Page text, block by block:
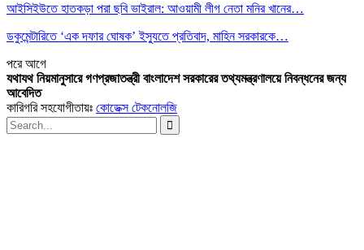
আইসিইউতে হাতকড়া পরা ছবি ভাইরাল: আওয়ামী লীগ নেতা মনির খানের…
ডকুমেন্টারিতে ‘এক দফার ঘোষক’ ইস্যুতে প্রতিবাদ, মাহিন সরকারকে…
পরেআগে
যথাযথ নিয়মানুসারে গণপ্রজাতন্ত্রী বাংলাদেশ সরকারের তথ্যমন্ত্রণালয়ে নিবন্ধনের জন্য
আবেদিত
কারিগরি সহযোগীতায়ঃ কোডেক্স টেকনোলজি